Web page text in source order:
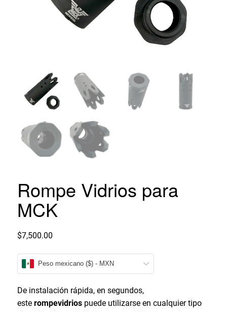
Rompe Vidrios para
MCK
$7,500.00
Peso mexicano ($) - MXN
De instalación rápida, en segundos,
esterompevidrios puede utilizarse en cualquier tipo